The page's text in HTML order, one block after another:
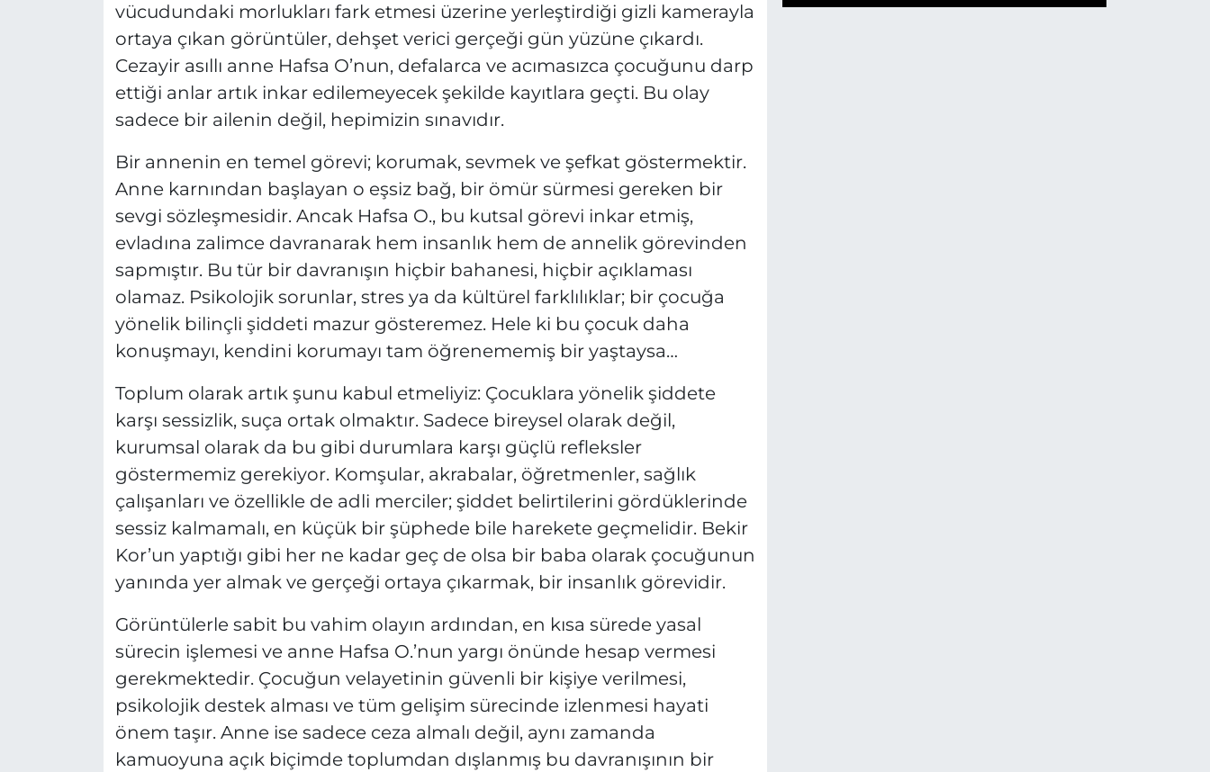
vücudundaki morlukları fark etmesi üzerine yerleştirdiği gizli kamerayla
ortaya çıkan görüntüler, dehşet verici gerçeği gün yüzüne çıkardı.
Cezayir asıllı anne Hafsa O’nun, defalarca ve acımasızca çocuğunu darp
ettiği anlar artık inkar edilemeyecek şekilde kayıtlara geçti. Bu olay
sadece bir ailenin değil, hepimizin sınavıdır.
Bir annenin en temel görevi; korumak, sevmek ve şefkat göstermektir.
Anne karnından başlayan o eşsiz bağ, bir ömür sürmesi gereken bir
sevgi sözleşmesidir. Ancak Hafsa O., bu kutsal görevi inkar etmiş,
evladına zalimce davranarak hem insanlık hem de annelik görevinden
sapmıştır. Bu tür bir davranışın hiçbir bahanesi, hiçbir açıklaması
olamaz. Psikolojik sorunlar, stres ya da kültürel farklılıklar; bir çocuğa
yönelik bilinçli şiddeti mazur gösteremez. Hele ki bu çocuk daha
konuşmayı, kendini korumayı tam öğrenememiş bir yaştaysa…
Toplum olarak artık şunu kabul etmeliyiz: Çocuklara yönelik şiddete
karşı sessizlik, suça ortak olmaktır. Sadece bireysel olarak değil,
kurumsal olarak da bu gibi durumlara karşı güçlü refleksler
göstermemiz gerekiyor. Komşular, akrabalar, öğretmenler, sağlık
çalışanları ve özellikle de adli merciler; şiddet belirtilerini gördüklerinde
sessiz kalmamalı, en küçük bir şüphede bile harekete geçmelidir. Bekir
Kor’un yaptığı gibi her ne kadar geç de olsa bir baba olarak çocuğunun
yanında yer almak ve gerçeği ortaya çıkarmak, bir insanlık görevidir.
Görüntülerle sabit bu vahim olayın ardından, en kısa sürede yasal
sürecin işlemesi ve anne Hafsa O.’nun yargı önünde hesap vermesi
gerekmektedir. Çocuğun velayetinin güvenli bir kişiye verilmesi,
psikolojik destek alması ve tüm gelişim sürecinde izlenmesi hayati
önem taşır. Anne ise sadece ceza almalı değil, aynı zamanda
kamuoyuna açık biçimde toplumdan dışlanmış bu davranışının bir